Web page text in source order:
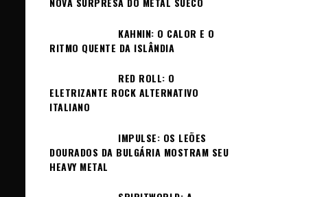
KAHNIN: O CALOR E O
RITMO QUENTE DA ISLÂNDIA
RED ROLL: O
ELETRIZANTE ROCK ALTERNATIVO
ITALIANO
IMPULSE: OS LEÕES
DOURADOS DA BULGÁRIA MOSTRAM SEU
HEAVY METAL